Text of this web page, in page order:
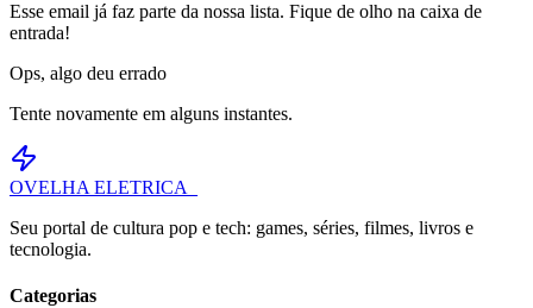
Esse email já faz parte da nossa lista. Fique de olho na caixa de
entrada!
Ops, algo deu errado
Tente novamente em alguns instantes.
OVELHA ELETRICA_
Seu portal de cultura pop e tech: games, séries, filmes, livros e
tecnologia.
Categorias